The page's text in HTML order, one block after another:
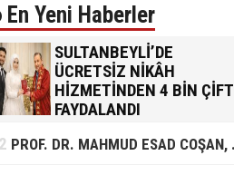
En Yeni Haberler
SULTANBEYLİ’DE
ÜCRETSİZ NİKÂH
HİZMETİNDEN 4 BİN ÇİFT
FAYDALANDI
olan gençlere destek amacıyla
başlattığı ücretsiz nikâh hizmetini
PROF. DR. MAHMUD ESAD COŞAN, DOĞUMUNUN HİCRÎ 91. YILINDA ELAZIĞ'DA YÂD EDİLECEK